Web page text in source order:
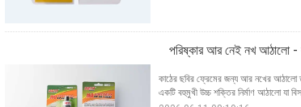
পরিষ্কার আর নেই নখ আঠালো -
কাঠের ছবির ফ্রেমের জন্য আর নখের
একটি বহুমুখী উচ্চ শক্তির নির্মাণ আঠালো